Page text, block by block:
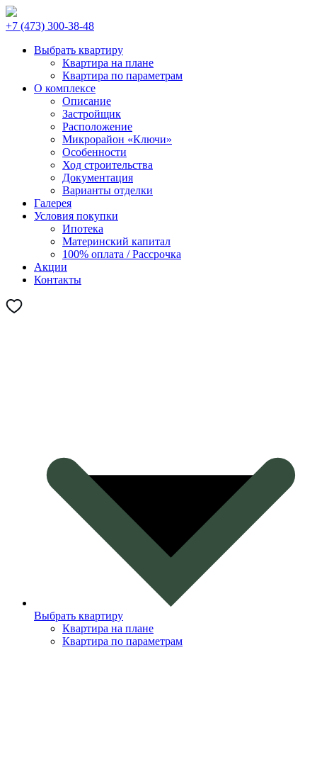
+7 (473) 300-38-48
Выбрать квартиру
Квартира на плане
Квартира по параметрам
О комплексе
Описание
Застройщик
Расположение
Микрорайон «Ключи»
Особенности
Ход строительства
Документация
Варианты отделки
Галерея
Условия покупки
Ипотека
Материнский капитал
100% оплата / Рассрочка
Акции
Контакты
Выбрать квартиру
Квартира на плане
Квартира по параметрам